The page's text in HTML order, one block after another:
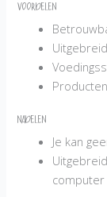
Voordelen
Nadelen
Je kan
computer